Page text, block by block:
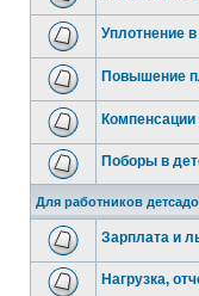
Уплотнение
Повышение
Поборы в
Для работников
Зарплата и
Нагрузка,